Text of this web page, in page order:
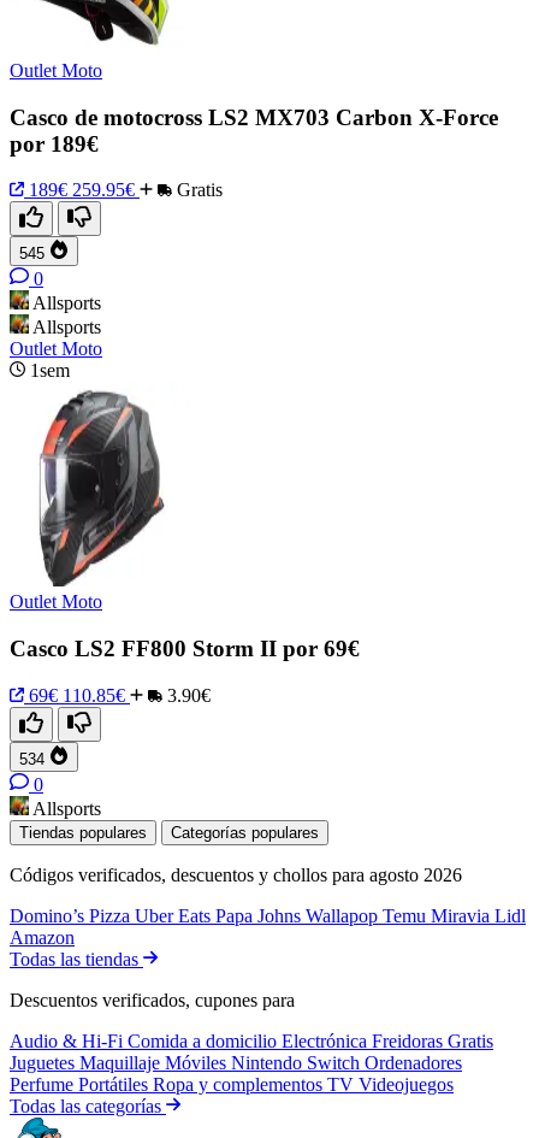
Outlet Moto
Casco de motocross LS2 MX703 Carbon X-Force
por 189€
189€ 259.95€ Gratis
545
0
Allsports
Allsports
Outlet Moto
1sem
Outlet Moto
Casco LS2 FF800 Storm II por 69€
69€ 110.85€ 3.90€
534
0
Allsports
Tiendas populares Categorías populares
Códigos verificados, descuentos y chollos para agosto 2026
Domino’s Pizza Uber Eats Papa Johns Wallapop Temu Miravia Lidl
Amazon
Todas las tiendas
Descuentos verificados, cupones para
Audio & Hi-Fi Comida a domicilio Electrónica Freidoras Gratis
Juguetes Maquillaje Móviles Nintendo Switch Ordenadores
Perfume Portátiles Ropa y complementos TV Videojuegos
Todas las categorías